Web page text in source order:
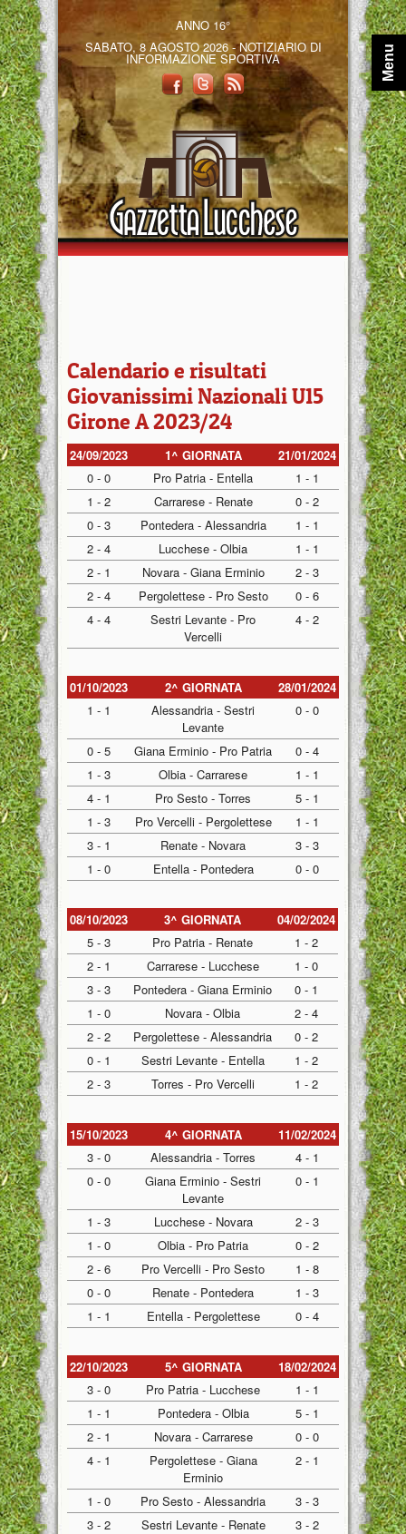
ANNO 16°
SABATO, 8 AGOSTO 2026 - NOTIZIARIO DI
INFORMAZIONE SPORTIVA
Calendario e risultati
Giovanissimi Nazionali U15
Girone A 2023/24
24/09/2023 1^ GIORNATA
21/01/2024
0 - 0
Pro Patria - Entella
1 - 1
1 - 2
Carrarese - Renate
0 - 2
0 - 3
Pontedera - Alessandria
1 - 1
2 - 4
Lucchese - Olbia
1 - 1
2 - 1
Novara - Giana Erminio
2 - 3
2 - 4
Pergolettese - Pro Sesto
0 - 6
4 - 4
Sestri Levante - Pro
Vercelli
4 - 2
01/10/2023 2^ GIORNATA
28/01/2024
1 - 1
Alessandria - Sestri
Levante
0 - 0
0 - 5 Giana Erminio - Pro Patria
0 - 4
1 - 3
Olbia - Carrarese
1 - 1
4 - 1
Pro Sesto - Torres
5 - 1
1 - 3
Pro Vercelli - Pergolettese
1 - 1
3 - 1
Renate - Novara
3 - 3
1 - 0
Entella - Pontedera 0 - 0
08/10/2023 3^ GIORNATA
04/02/2024
5 - 3
Pro Patria - Renate
1 - 2
2 - 1
Carrarese - Lucchese
1 - 0
3 - 3
Pontedera - Giana Erminio
0 - 1
1 - 0
Novara - Olbia
2 - 4
2 - 2
Pergolettese - Alessandria
0 - 2
0 - 1
Sestri Levante - Entella
1 - 2
2 - 3
Torres - Pro Vercelli 1 - 2
15/10/2023 4^ GIORNATA
11/02/2024
3 - 0
Alessandria - Torres
4 - 1
0 - 0
Giana Erminio - Sestri
Levante
0 - 1
1 - 3 Lucchese - Novara
2 - 3
1 - 0
Olbia - Pro Patria
0 - 2
2 - 6
Pro Vercelli - Pro Sesto
1 - 8
0 - 0
Renate - Pontedera
1 - 3
1 - 1
Entella - Pergolettese 0 - 4
22/10/2023 5^ GIORNATA
18/02/2024
3 - 0
Pro Patria - Lucchese
1 - 1
1 - 1
Pontedera - Olbia
5 - 1
2 - 1
Novara - Carrarese
0 - 0
4 - 1
Pergolettese - Giana
Erminio
2 - 1
1 - 0 Pro Sesto - Alessandria
3 - 3
3 - 2
Sestri Levante - Renate
3 - 2
Menu